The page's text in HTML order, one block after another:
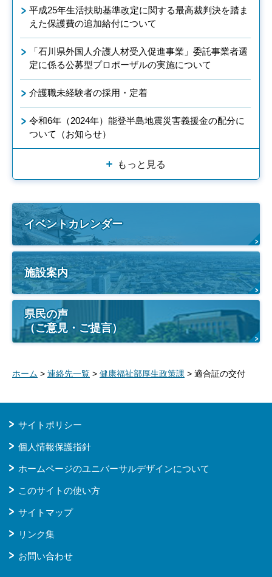
平成25年生活扶助基準改定に関する最高裁判決を踏ま
えた保護費の追加給付について
「石川県外国人介護人材受入促進事業」委託事業者選
定に係る公募型プロポーザルの実施について
介護職未経験者の採用・定着
令和6年（2024年）能登半島地震災害義援金の配分に
ついて（お知らせ）
もっと見る
イベントカレンダー
施設案内
県民の声
（ご意見・ご提言）
ホーム > 連絡先一覧 > 健康福祉部厚生政策課 > 適合証の交付
サイトポリシー
個人情報保護指針
ホームページのユニバーサルデザインについて
このサイトの使い方
サイトマップ
リンク集
お問い合わせ